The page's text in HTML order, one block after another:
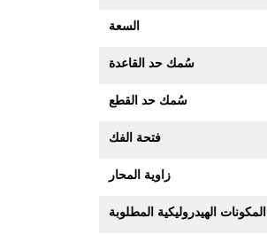
السعة
سُمك حد القاعدة
سُمك حد القطع
فتحة الفك
زاوية المحار
المكونات الهيدروليكية المطلوبة